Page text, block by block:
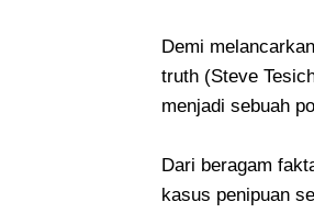
Demi
truth (Steve
menjadi sebuah
Dari beragam
kasus penipuan